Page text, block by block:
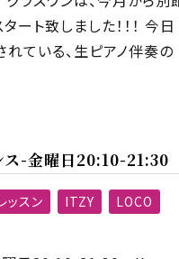
ート致しました！！！ 今日
ている、生ピアノ伴奏の
ス-金曜日20:10-21:30
ッスン ITZY LOCO